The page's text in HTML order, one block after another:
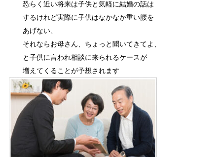
恐らく近い将来は子供と気軽に結婚の話は
するけれど実際に子供はなかなか重い腰を
あげない、
それならお母さん、ちょっと聞いてきてよ、
と子供に言われ相談に来られるケースが
増えてくることが予想されます